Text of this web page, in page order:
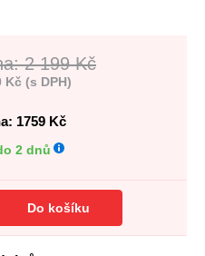
2 199 Kč
Kč (s DPH)
1759Kč
2 dnů
Do košíku